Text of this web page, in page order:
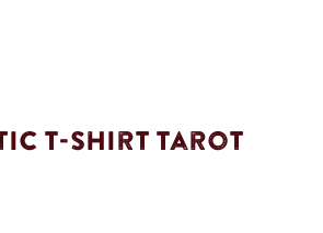
T-Shirt Tarot